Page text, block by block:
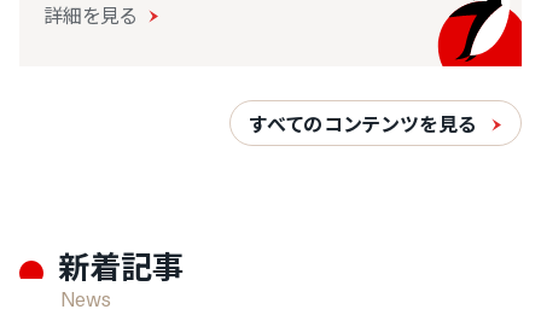
詳細を見る
すべてのコンテンツを見る
新着記事
News